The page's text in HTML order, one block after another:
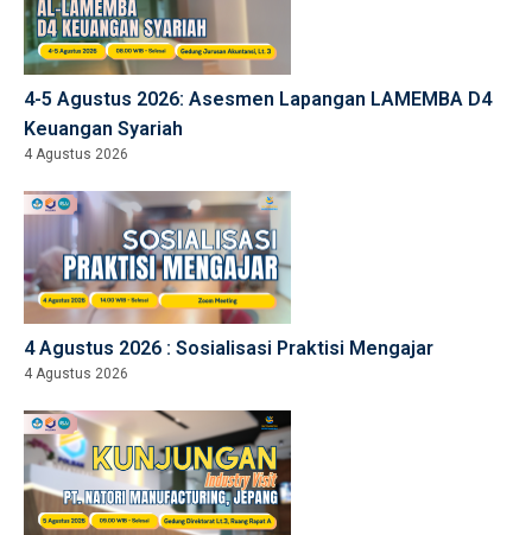
4-5 Agustus 2026: Asesmen Lapangan LAMEMBA D4
Keuangan Syariah
4 Agustus 2026
4 Agustus 2026 : Sosialisasi Praktisi Mengajar
4 Agustus 2026